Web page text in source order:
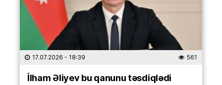
17.07.2026 - 18:39 561
İlham Əliyev bu qanunu təsdiqlədi